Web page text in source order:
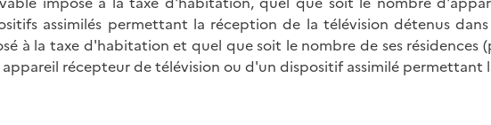
assimilés permettant la réception de la télévision détenus
à la taxe d'habitation et quel que soit le nombre de ses résidences
récepteur de télévision ou d'un dispositif assimilé permettant